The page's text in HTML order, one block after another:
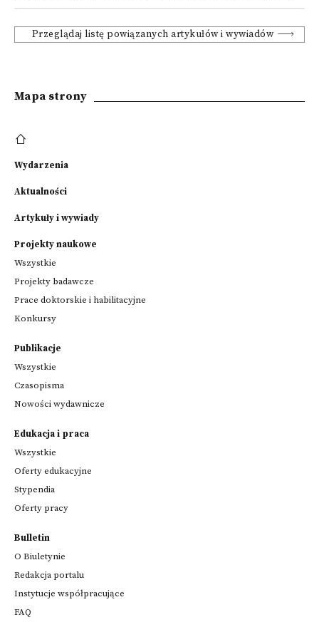
Przeglądaj listę powiązanych artykułów i wywiadów
Mapa strony
Wydarzenia
Aktualności
Artykuły i wywiady
Projekty naukowe
Wszystkie
Projekty badawcze
Prace doktorskie i habilitacyjne
Konkursy
Publikacje
Wszystkie
Czasopisma
Nowości wydawnicze
Edukacja i praca
Wszystkie
Oferty edukacyjne
Stypendia
Oferty pracy
Bulletin
O Biuletynie
Redakcja portalu
Instytucje współpracujące
FAQ